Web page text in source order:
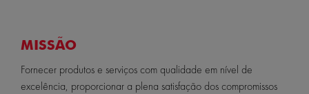
MISSÃO
Fornecer produtos e serviços com qualidade em nível de
excelência, proporcionar a plena satisfação dos compromissos